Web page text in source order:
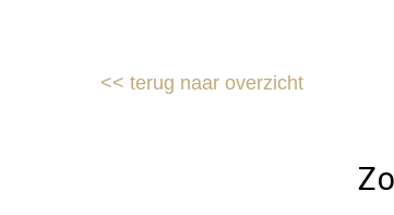
<< terug naar overzicht